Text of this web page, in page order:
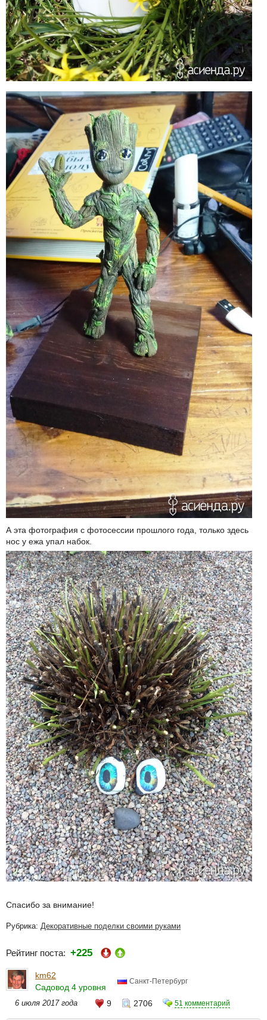
А эта фотография с фотосессии прошлого года, только здесь
нос у ежа упал набок.
Спасибо за внимание!
Рубрика: Декоративные поделки своими руками
Рейтинг поста: +225
km62
Садовод 4 уровня
Санкт-Петербург
6 июля 2017 года 9 2706 51 комментарий